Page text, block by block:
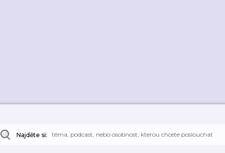
Najděte si: